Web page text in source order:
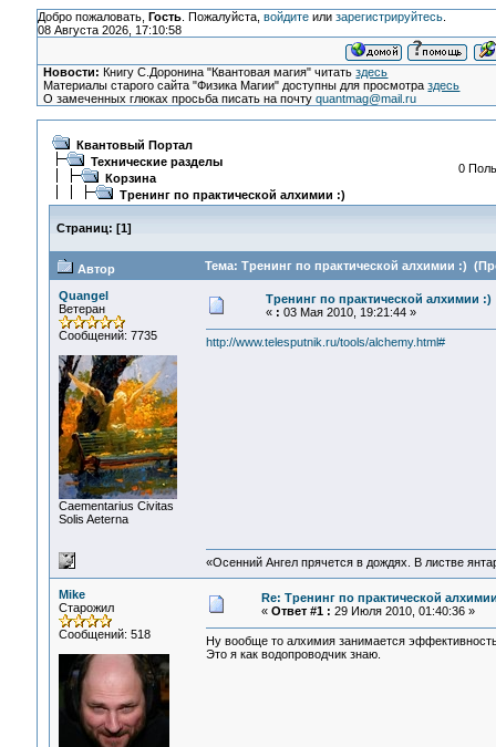
Добро пожаловать, Гость. Пожалуйста, войдитеили зарегистрируйтесь.
08 Августа 2026, 17:10:58
Новости: Книгу С.Доронина "Квантовая магия" читатьздесь
Материалы старого сайта "Физика Магии" доступны для просмотраздесь
О замеченных глюках просьба писать на почтуquantmag@mail.ru
Квантовый Портал
Технические разделы
Корзина
Тренинг по практической алхимии :)
0
Страниц: [1]
Автор Тема: Тренинг по практической алхимии :)
Quangel
Ветеран
Сообщений: 7735
Сaementarius Civitas
Solis Aeterna
Тренинг по практической алхимии :)
« : 03 Мая 2010, 19:21:44 »
http://www.telesputnik.ru/tools/alchemy.html#
«Осенний Ангел прячется в дождях. В листве
Mike
Старожил
Сообщений: 518
Re: Тренинг по практической
« Ответ #1 : 29 Июля 2010, 01:40:36 »
Ну вообще то алхимия занимается
Это я как водопроводчик знаю.